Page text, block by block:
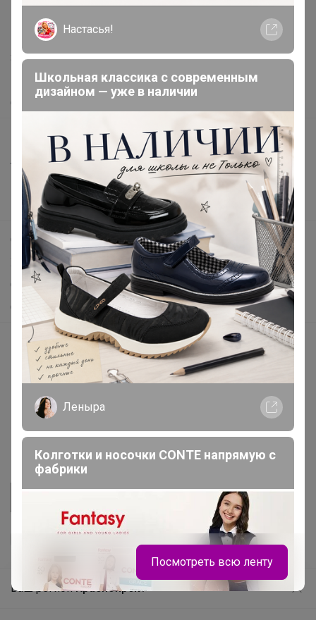
Ваш регионКрасноярск?
support@24-ok.ru
Написать в поддержку
Защита покупателя
Помощь
О нас
Все предложения
Анонсы
Новости
Поддержка альпак
Самое выгодное
Хиты продаж
Самое желанное
Самое быстрое
Начать зарабатывать с 24-ok
Picabox.ru - Лучшее место для ваших изображений
Розыгрыш - Генератор случайных чисел
Пульс нашего маркетплейса
Укорачиватель ссылок
Настасья!
Школьная классика с современным
дизайном — уже в наличии
Леныра
Колготки и носочки CONTE напрямую с
фабрики
Посмотреть всю ленту
Продолжая использовать этот сайт и нажимая кнопку